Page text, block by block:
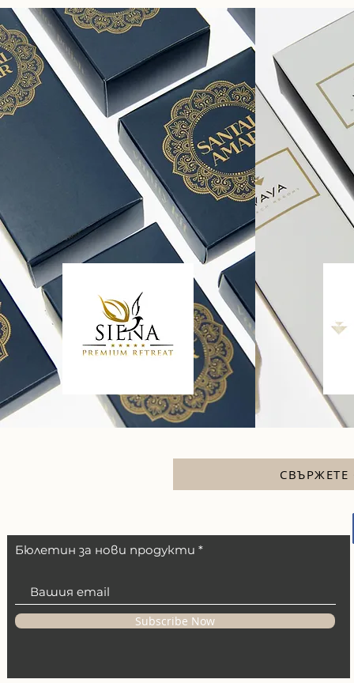
СВЪРЖЕТЕ
Бюлетин за нови продукти
Subscribe Now